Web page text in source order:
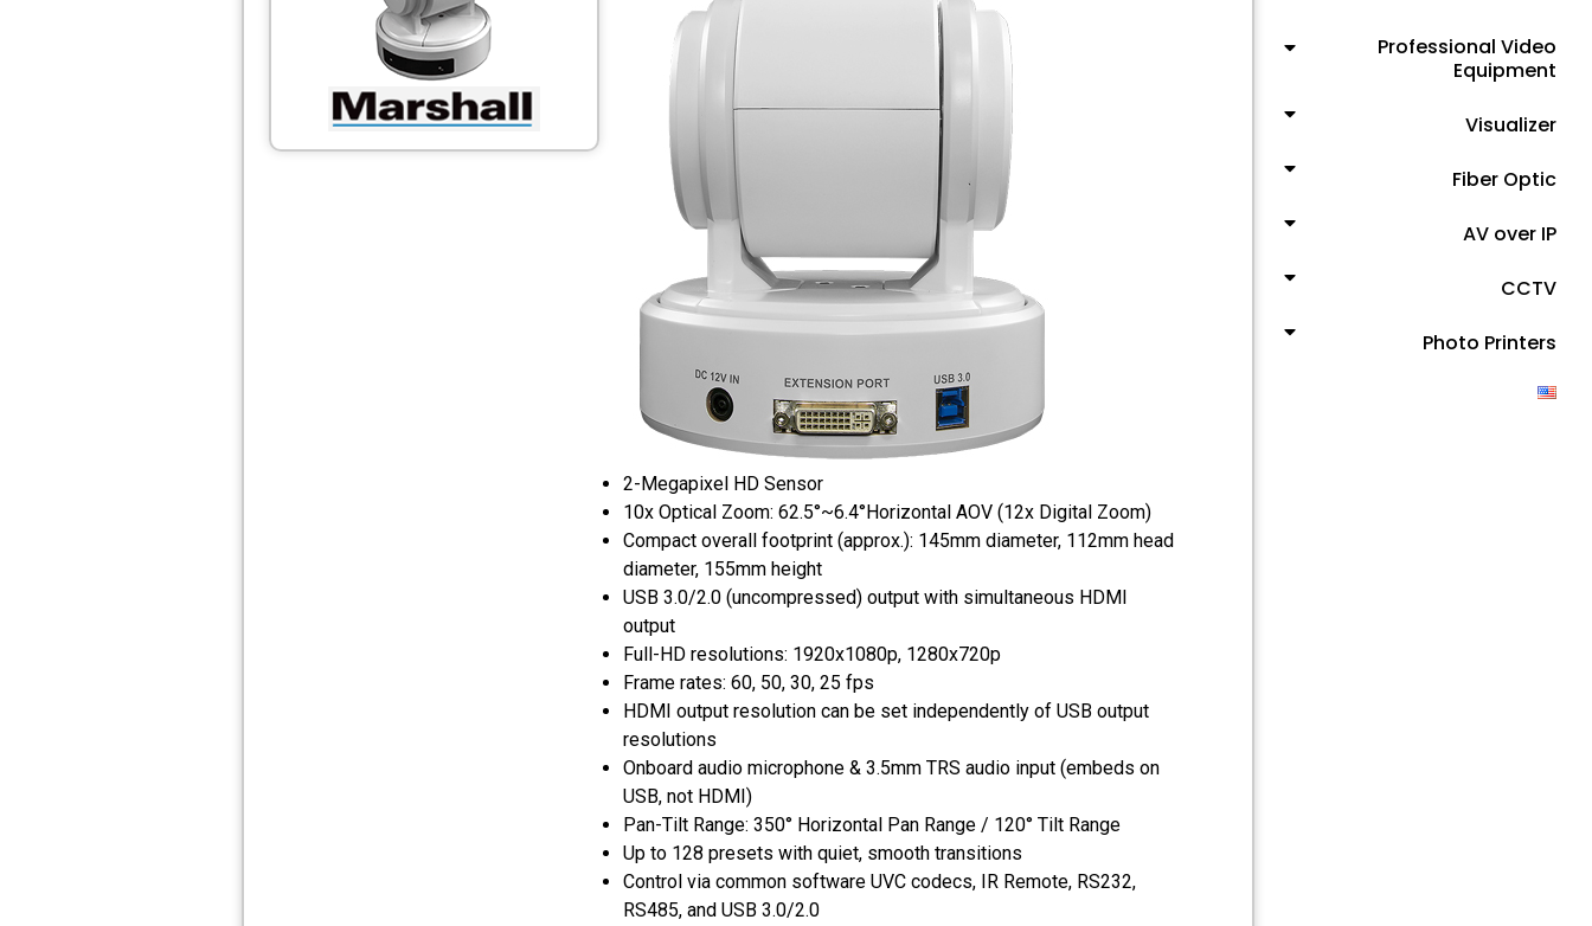
Professional Video
Equipment
Visualizer
Fiber Optic
AV over IP
CCTV
Photo Printers
2-Megapixel HD Sensor
10x Optical Zoom: 62.5°~6.4°Horizontal AOV (12x Digital Zoom)
Compact overall footprint (approx.): 145mm diameter, 112mm head
diameter, 155mm height
USB 3.0/2.0 (uncompressed) output with simultaneous HDMI
output
Full-HD resolutions: 1920x1080p, 1280x720p
Frame rates: 60, 50, 30, 25 fps
HDMI output resolution can be set independently of USB output
resolutions
Onboard audio microphone & 3.5mm TRS audio input (embeds on
USB, not HDMI)
Pan-Tilt Range: 350° Horizontal Pan Range / 120° Tilt Range
Up to 128 presets with quiet, smooth transitions
Control via common software UVC codecs, IR Remote, RS232,
RS485, and USB 3.0/2.0